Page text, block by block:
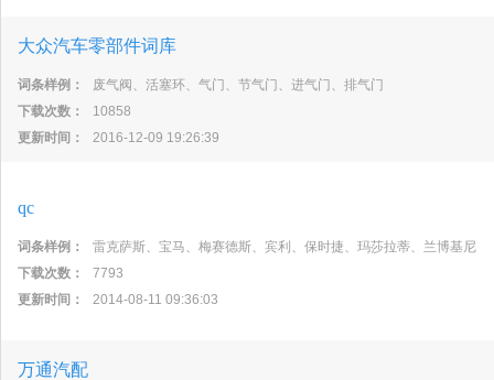
大众汽车零部件词库
词条样例：
废气阀、活塞环、气门、节气门、进气门、排气门
下载次数：
10858
更新时间：
2016-12-09 19:26:39
qc
词条样例：
雷克萨斯、宝马、梅赛德斯、宾利、保时捷、玛莎拉蒂、兰博基尼
下载次数：
7793
更新时间：
2014-08-11 09:36:03
万通汽配